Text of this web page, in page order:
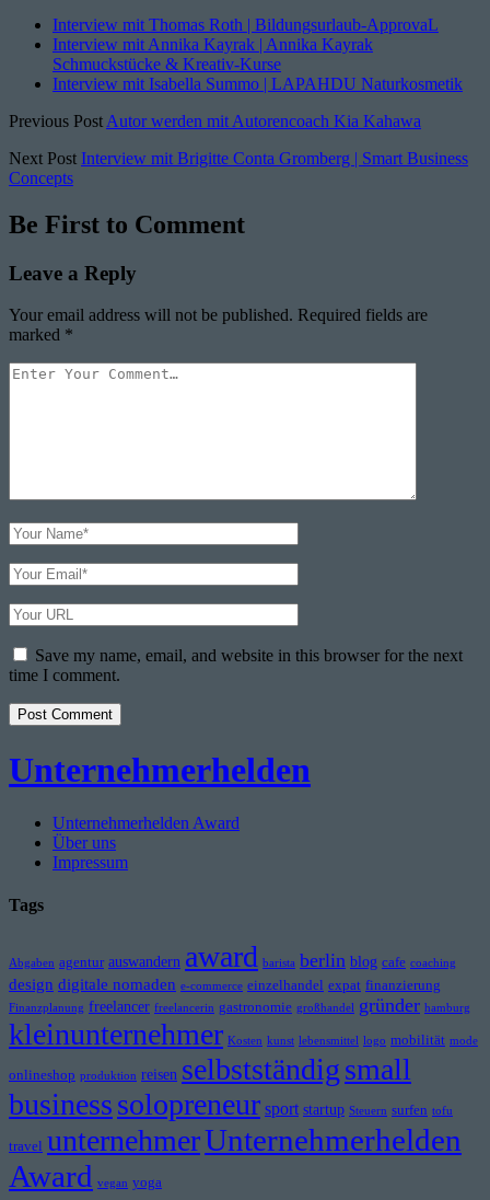
Interview mit Thomas Roth | Bildungsurlaub-ApprovaL
Interview mit Annika Kayrak | Annika Kayrak
Schmuckstücke & Kreativ-Kurse
Interview mit Isabella Summo | LAPAHDU Naturkosmetik
Previous Post Autor werden mit Autorencoach Kia Kahawa
Next Post Interview mit Brigitte Conta Gromberg | Smart Business
Concepts
Be First to Comment
Leave a Reply
Your email address will not be published. Required fields are
marked *
Your
Your
Name
Your
Email
Your
Website
URLSave my name, email, and website in this browser for the next
time I comment.
Unternehmerhelden
Unternehmerhelden Award
Über uns
Impressum
Tags
Abgaben agentur auswandern award barista berlin blog cafe coaching
design digitale nomaden e-commerce einzelhandel expat finanzierung
Finanzplanung freelancer freelancerin gastronomie großhandel gründer hamburg
kleinunternehmer Kosten kunst lebensmittel logo mobilität mode
onlineshop produktion reisen selbstständigsmall
businesssolopreneur sport startup Steuern surfen tofu
travel unternehmerUnternehmerhelden
Award vegan yoga